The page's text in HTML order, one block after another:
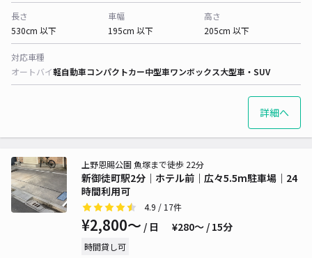
長さ
530cm 以下
車幅
195cm 以下
高さ
205cm 以下
対応車種
オートバイ軽自動車コンパクトカー中型車ワンボックス大型車・SUV
詳細へ
新御徒町駅2分｜ホテル前｜広々5.5m駐車場｜24
時間利用可
上野恩賜公園 魚塚まで徒歩 22分
4.9 / 17件
¥2,800〜 / 日 ¥280〜 / 15分
時間貸し可